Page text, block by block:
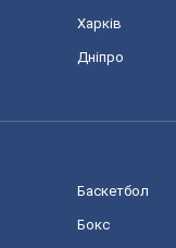
Харків
Дніпро
Баскетбол
Бокс